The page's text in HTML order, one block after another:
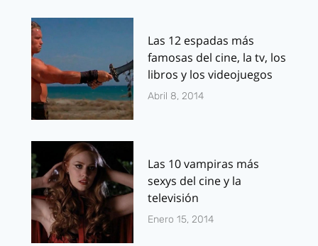
Las 12 espadas más
famosas del cine, la tv, los
libros y los videojuegos
Abril 8, 2014
Las 10 vampiras más
sexys del cine y la
televisión
Enero 15, 2014